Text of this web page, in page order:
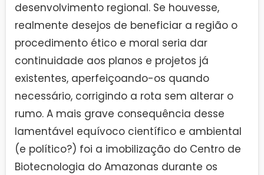
desenvolvimento regional. Se houvesse,
realmente desejos de beneficiar a região o
procedimento ético e moral seria dar
continuidade aos planos e projetos já
existentes, aperfeiçoando-os quando
necessário, corrigindo a rota sem alterar o
rumo. A mais grave consequência desse
lamentável equívoco científico e ambiental
(e político?) foi a imobilização do Centro de
Biotecnologia do Amazonas durante os